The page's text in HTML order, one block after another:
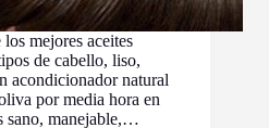
mejores aceites
de cabello, liso,
acondicionador natural
por media hora en
sano, manejable,…